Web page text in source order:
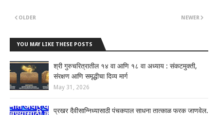
NEWER
OLDER
YOU MAY LIKE THESE POSTS
श्री गुरुचरित्रातील १४ वा आणि १८ वा अध्याय : संकटमुक्ती,
संरक्षण आणि समृद्धीचा दिव्य मार्ग
May 31, 2026
प्रखर दैवीसान्निध्यासाठी पंचकपाल साधना तात्काळ फरक जाणवेल.